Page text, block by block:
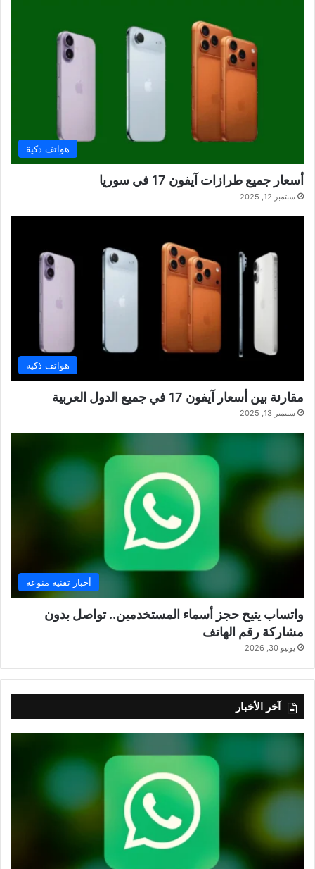
هواتف ذكية
أسعار جميع طرازات آيفون 17 في سوريا
سبتمبر 12, 2025
هواتف ذكية
مقارنة بين أسعار آيفون 17 في جميع الدول العربية
سبتمبر 13, 2025
أخبار تقنية منوعة
واتساب يتيح حجز أسماء المستخدمين.. تواصل بدون
مشاركة رقم الهاتف
يونيو 30, 2026
آخر الأخبار